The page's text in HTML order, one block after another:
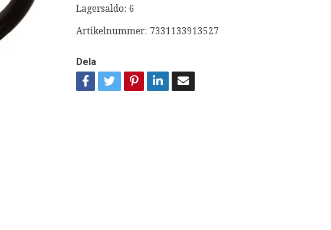
Lagersaldo: 6
Artikelnummer: 7331133913527
Dela